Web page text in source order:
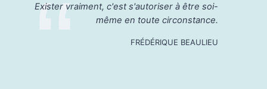
Exister vraiment, c'est s'autoriser à être soi-
même en toute circonstance.
FRÉDÉRIQUE BEAULIEU